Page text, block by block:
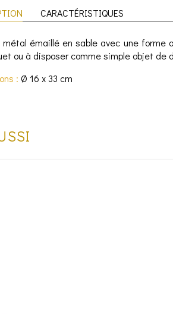
CARACTÉRISTIQUES
métal émaillé en sable avec une forme
ou à disposer comme simple objet de
: Ø 16 x 33 cm